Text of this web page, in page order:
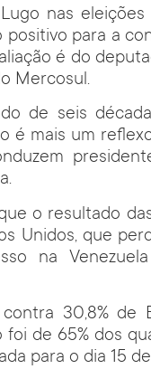
nas eleições
para a
é do
Mercosul.
de seis
é mais um
o resultado
Unidos, que
na
30,8% de
de 65% dos
para o dia 15